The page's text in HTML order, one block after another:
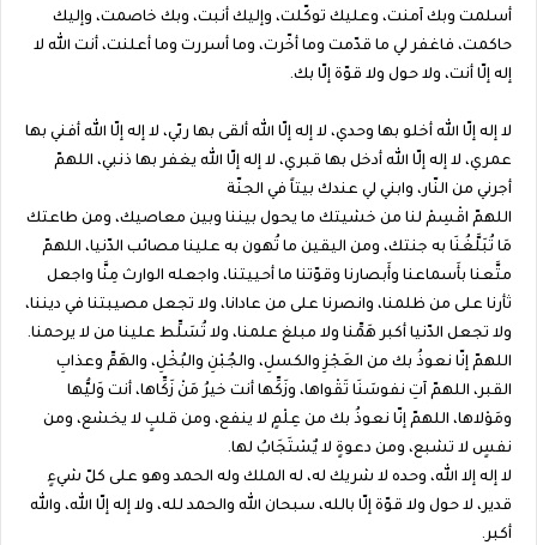
أسلمت وبك آمنت، وعليك توكّلت، وإليك أنبت، وبك خاصمت، وإليك
حاكمت، فاغفر لي ما قدّمت وما أخّرت، وما أسررت وما أعلنت، أنت الله لا
إله إلّا أنت، ولا حول ولا قوّة إلّا بك.
لا إله إلّا الله أخلو بها وحدي، لا إله إلّا الله ألقى بها ربّي، لا إله إلّا الله أفني بها
عمري، لا إله إلّا الله أدخل بها قبري، لا إله إلّا الله يغفر بها ذنبي، اللهمّ
أجرني من النّار، وابني لي عندك بيتاً في الجنّة
اللهمّ اقْسِمْ لنا من خشيتك ما يحول بيننا وبين معاصيك، ومن طاعتك
مَا تُبَلَّغُنَا به جنتك، ومن اليقين ما تُهون به علينا مصائب الدّنيا، اللهمّ
متَّعنا بأَسماعنا وأَبصارنا وقوّتنا ما أحييتنا، واجعله الوارث مِنَّا واجعل
ثأرنا على من ظلمنا، وانصرنا على من عادانا، ولا تجعل مصيبتنا في ديننا،
ولا تجعل الدّنيا أكبر هَمِّنا ولا مبلغ علمنا، ولا تُسَلِّط علينا من لا يرحمنا.
اللهمّ إنّا نعوذُ بك من العَجْزِ والكسلِ، والجُبْنِ والبُخْلِ، والهَمِّ وعذابِ
القبر، اللهمّ آتِ نفوسَنَا تَقْواها، وزَكِّها أنت خيرُ مَنْ زَكِّاها، أنت وَليُّها
ومَوْلاها، اللهمّ إنّا نعوذُ بك من عِلْمٍ لا ينفع، ومن قلبٍ لا يخشع، ومن
نفسٍ لا تشبع، ومن دعوةٍ لا يٌسْتَجَابُ لها.
لا إله إلا الله، وحده لا شريك له، له الملك وله الحمد وهو على كلّ شيءٍ
قدير، لا حول ولا قوّة إلّا بالله، سبحان الله والحمد لله، ولا إله إلّا الله، والله
أكبر.